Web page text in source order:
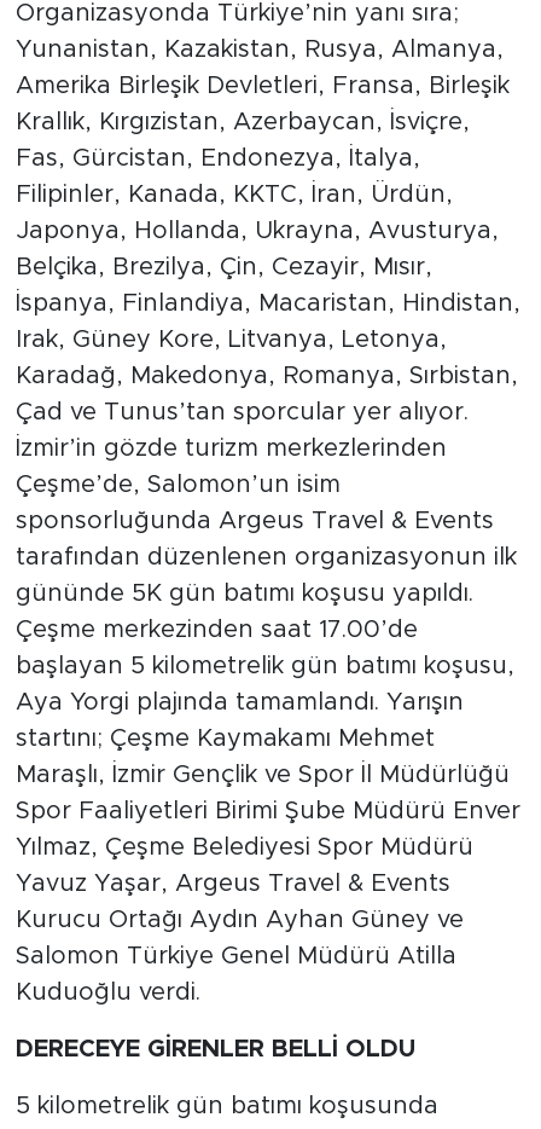
Organizasyonda Türkiye’nin yanı sıra;
Yunanistan, Kazakistan, Rusya, Almanya,
Amerika Birleşik Devletleri, Fransa, Birleşik
Krallık, Kırgızistan, Azerbaycan, İsviçre,
Fas, Gürcistan, Endonezya, İtalya,
Filipinler, Kanada, KKTC, İran, Ürdün,
Japonya, Hollanda, Ukrayna, Avusturya,
Belçika, Brezilya, Çin, Cezayir, Mısır,
İspanya, Finlandiya, Macaristan, Hindistan,
Irak, Güney Kore, Litvanya, Letonya,
Karadağ, Makedonya, Romanya, Sırbistan,
Çad ve Tunus’tan sporcular yer alıyor.
İzmir’in gözde turizm merkezlerinden
Çeşme’de, Salomon’un isim
sponsorluğunda Argeus Travel & Events
tarafından düzenlenen organizasyonun ilk
gününde 5K gün batımı koşusu yapıldı.
Çeşme merkezinden saat 17.00’de
başlayan 5 kilometrelik gün batımı koşusu,
Aya Yorgi plajında tamamlandı. Yarışın
startını; Çeşme Kaymakamı Mehmet
Maraşlı, İzmir Gençlik ve Spor İl Müdürlüğü
Spor Faaliyetleri Birimi Şube Müdürü Enver
Yılmaz, Çeşme Belediyesi Spor Müdürü
Yavuz Yaşar, Argeus Travel & Events
Kurucu Ortağı Aydın Ayhan Güney ve
Salomon Türkiye Genel Müdürü Atilla
Kuduoğlu verdi.
DERECEYE GİRENLER BELLİ OLDU
5 kilometrelik gün batımı koşusunda